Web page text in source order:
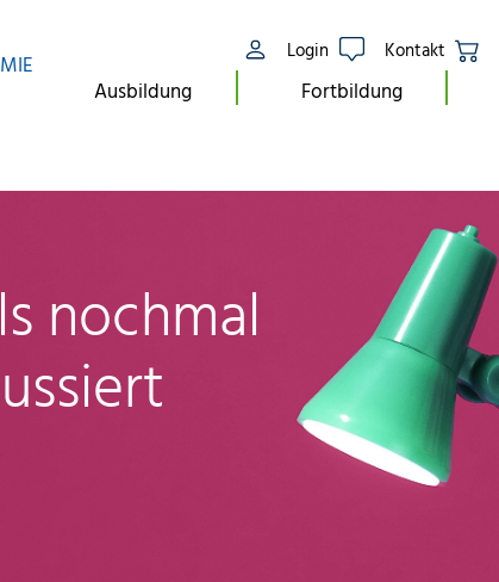
Login Kontakt
Ausbildung Fortbildung
nochmal